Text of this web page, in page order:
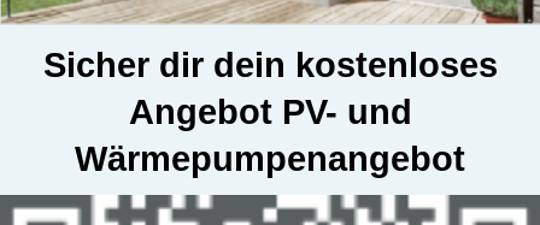
Sicher dir dein kostenloses
Angebot PV- und
Wärmepumpenangebot